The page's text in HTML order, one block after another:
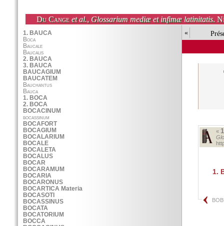
Du Cange et al., Glossarium mediæ et infimæ latinitatis.
«
«
1.